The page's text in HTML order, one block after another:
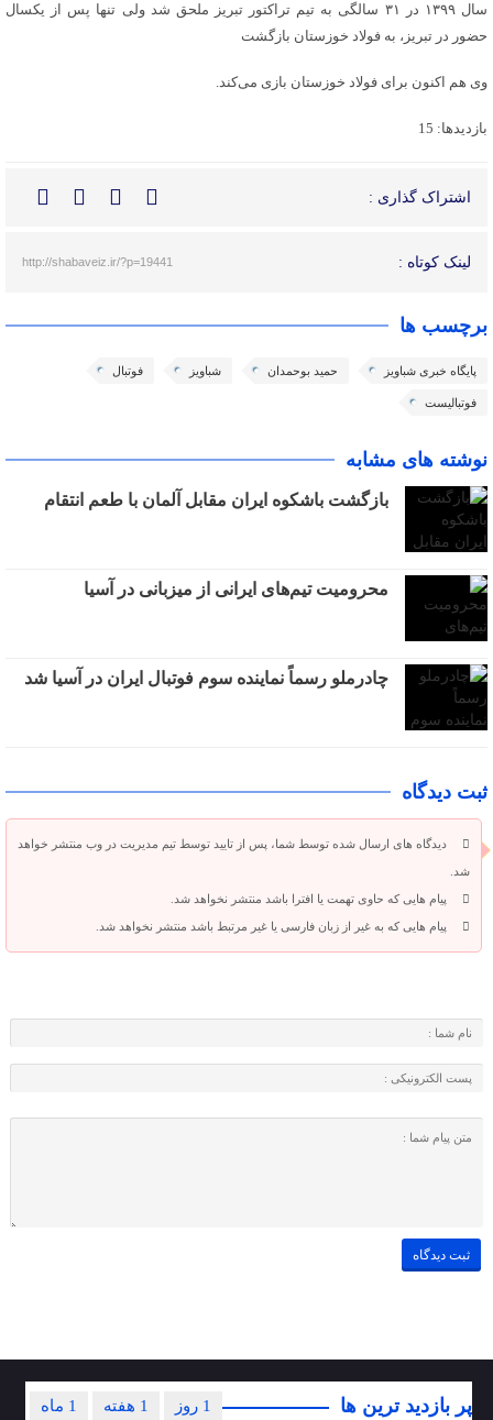
سال ۱۳۹۹ در ۳۱ سالگی به تیم تراکتور تبریز ملحق شد ولی تنها پس از یکسال
حضور در تبریز، به فولاد خوزستان بازگشت
وی هم اکنون برای فولاد خوزستان بازی می‌کند.
بازدیدها: 15
اشتراک گذاری :
لینک کوتاه : http://shabaveiz.ir/?p=19441
برچسب ها
پایگاه خبری شباویز حمید بوحمدان شباویز فوتبال
فوتبالیست
نوشته های مشابه
بازگشت باشکوه ایران مقابل آلمان با طعم انتقام
محرومیت تیم‌های ایرانی از میزبانی در آسیا
چادرملو رسماً نماینده سوم فوتبال ایران در آسیا شد
ثبت دیدگاه
دیدگاه های ارسال شده توسط شما، پس از تایید توسط تیم مدیریت در وب منتشر خواهد
شد.
پیام هایی که حاوی تهمت یا افترا باشد منتشر نخواهد شد.
پیام هایی که به غیر از زبان فارسی یا غیر مرتبط باشد منتشر نخواهد شد.
پر بازدید ترین ها 1 ماه 1 هفته 1 روز